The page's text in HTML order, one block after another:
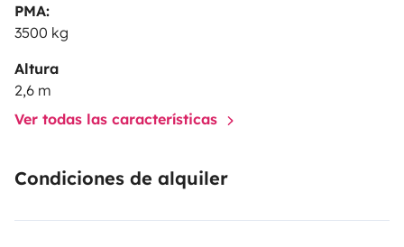
PMA:
3500 kg
Altura
2,6 m
Ver todas las características
Condiciones de alquiler